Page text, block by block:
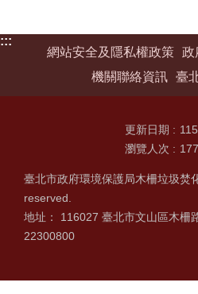
:::
網站安全及隱私權政策 政
機關聯絡資訊 臺
更新日期
瀏覽人次
臺北市政府環境保護局木柵垃圾焚
reserved.
地址： 116027 臺北市文山區木
22300800